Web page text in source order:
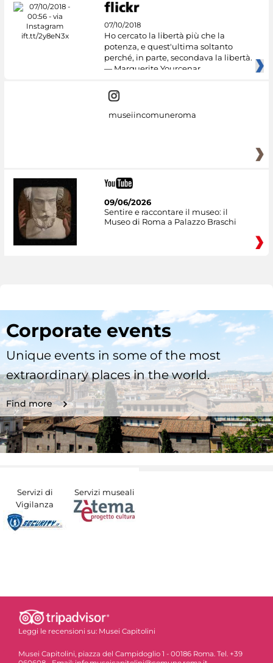
07/10/2018
Ho cercato la libertà più che la
potenza, e quest'ultima soltanto
perché, in parte, secondava la libertà.
— Marguerite Yourcenar
museiincomuneroma
09/06/2026
Sentire e raccontare il museo: il
Museo di Roma a Palazzo Braschi
Corporate events
Unique events in some of the most
extraordinary places in the world.
Find more
Servizi di
Vigilanza
Servizi museali
Leggi le recensioni su: Musei Capitolini
Musei Capitolini, piazza del Campidoglio 1 - 00186 Roma. Tel. +39